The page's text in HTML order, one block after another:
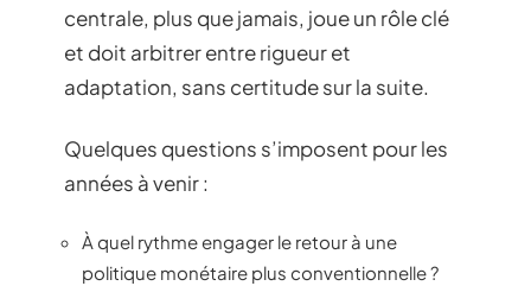
centrale, plus que jamais, joue un rôle clé
et doit arbitrer entre rigueur et
adaptation, sans certitude sur la suite.
Quelques questions s’imposent pour les
années à venir :
À quel rythme engager le retour à une
politique monétaire plus conventionnelle ?